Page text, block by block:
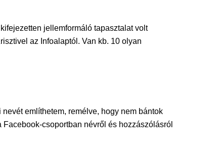
jellemformáló tapasztalat volt
az Infoalaptól. Van kb. 10 olyan
említhetem, remélve, hogy nem bántok
csoportban névről és hozzászólásról